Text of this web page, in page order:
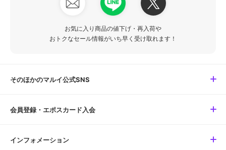
お気に入り商品の値下げ・再入荷や
おトクなセール情報がいち早く受け取れます！
そのほかのマルイ公式SNS
会員登録・エポスカード入会
インフォメーション